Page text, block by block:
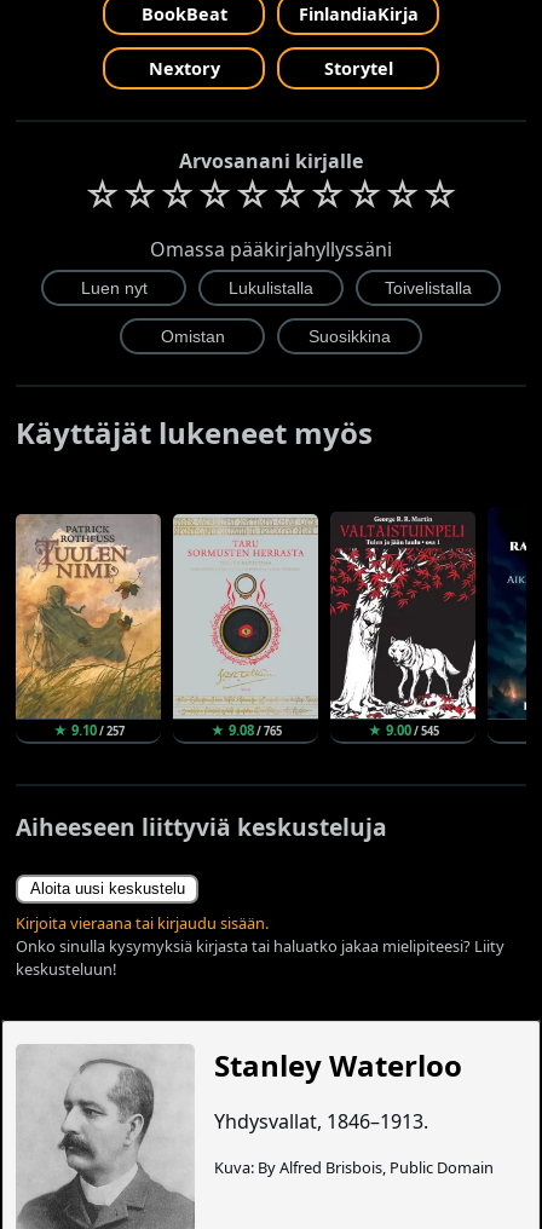
BookBeat FinlandiaKirja
Nextory Storytel
Arvosanani kirjalle
☆☆☆☆☆☆☆☆☆☆
Omassa pääkirjahyllyssäni
Käyttäjät lukeneet myös
★ 9.10/ 257 ★ 9.08/ 765 ★ 9.00/ 545
Aiheeseen liittyviä keskusteluja
Aloita uusi keskustelu
Kirjoita vieraana tai kirjaudu sisään.
Onko sinulla kysymyksiä kirjasta tai haluatko jakaa mielipiteesi? Liity
keskusteluun!
Stanley Waterloo
Yhdysvallat, 1846–1913.
Kuva: By Alfred Brisbois, Public Domain